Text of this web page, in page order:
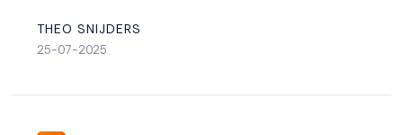
THEO SNIJDERS
25-07-2025